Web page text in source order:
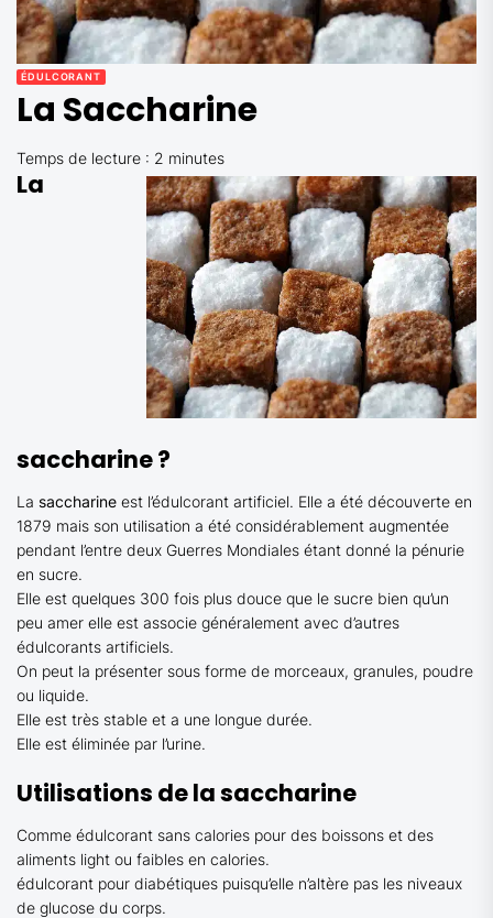
ÉDULCORANT
La Saccharine
Temps de lecture : 2 minutes
La
saccharine ?
La saccharine est l’édulcorant artificiel. Elle a été découverte en
1879 mais son utilisation a été considérablement augmentée
pendant l’entre deux Guerres Mondiales étant donné la pénurie
en sucre.
Elle est quelques 300 fois plus douce que le sucre bien qu’un
peu amer elle est associe généralement avec d’autres
édulcorants artificiels.
On peut la présenter sous forme de morceaux, granules, poudre
ou liquide.
Elle est très stable et a une longue durée.
Elle est éliminée par l’urine.
Utilisations de la saccharine
Comme édulcorant sans calories pour des boissons et des
aliments light ou faibles en calories.
édulcorant pour diabétiques puisqu’elle n’altère pas les niveaux
de glucose du corps.